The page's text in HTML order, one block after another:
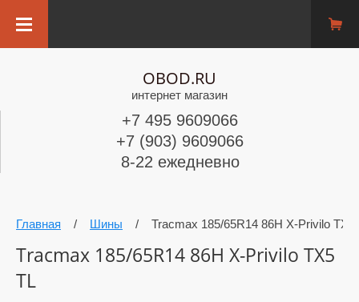
OBOD.RU
интернет магазин
+7 495 9609066
+7 (903) 9609066
8-22 ежедневно
Главная / Шины / Tracmax 185/65R14 86H X-Privilo TX5
Tracmax 185/65R14 86H X-Privilo TX5
TL